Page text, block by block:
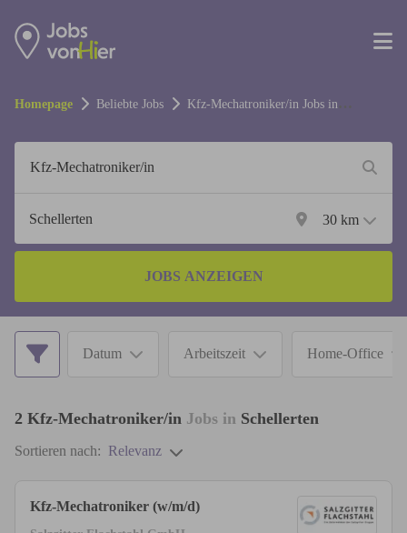
Homepage Beliebte Jobs Kfz-Mechatroniker/in Jobs in
30 km
JOBS ANZEIGEN
Datum Arbeitszeit Home-Office
2 Kfz-Mechatroniker/in Jobs in Schellerten
Sortieren nach: Relevanz
Kfz-Mechatroniker (w/m/d)